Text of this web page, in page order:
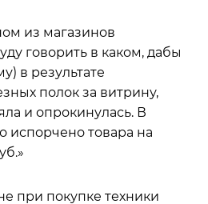
из магазинов
говорить в каком, дабы
в результате
полок за витрину,
и опрокинулась. В
испорчено товара на
при покупке техники